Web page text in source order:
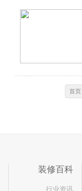
首页
装修百科
行业资讯